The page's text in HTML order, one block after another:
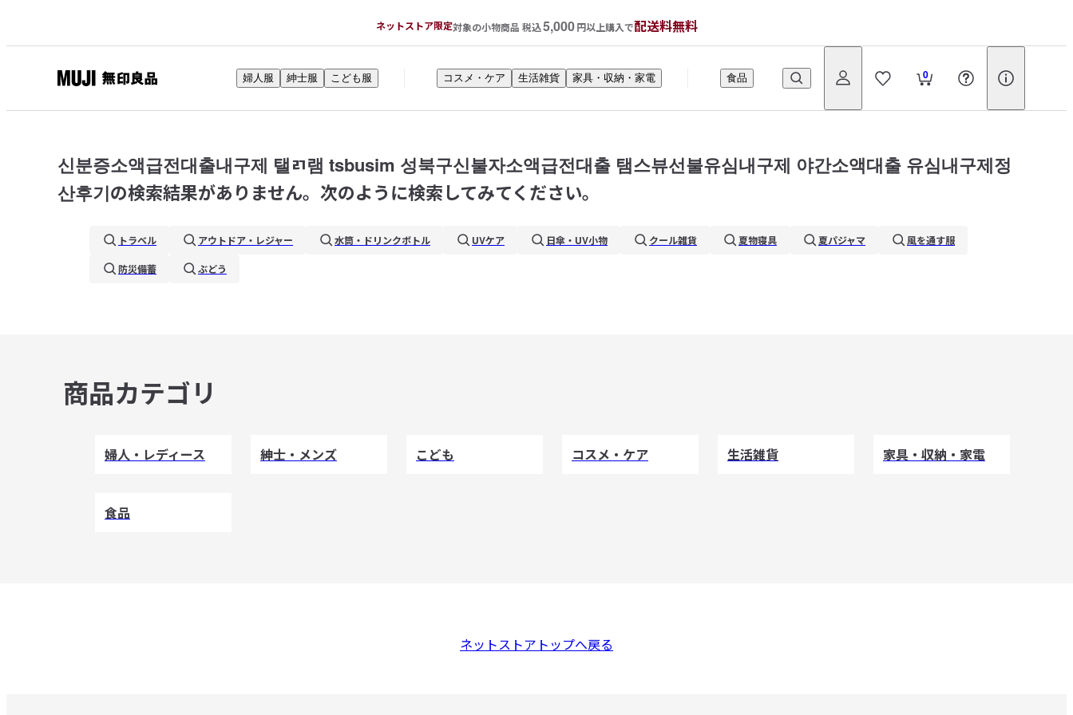
ネットストア限定対象の小物商品 税込5,000円以上購入で配送料無料
印
品
ネ
ッ
0
婦人服 紳士服 こども服 コスメ・ケア 生活雑貨 家具・収納・家電 食品
신분증소액급전대출내구제 탤ㄺ램 tsbusim 성북구신불자소액급전대출 탬스뷰선불유심내구제 야간소액대출 유심내구제정
산후기の検索結果がありません。次のように検索してみてください。
トラベル アウトドア・レジャー 水筒・ドリンクボトル UVケア 日傘・UV小物 クール雑貨 夏物寝具 夏パジャマ
風を通す服
防災備蓄
ぶどう
商品カテゴリ
婦人・レディース 紳士・メンズ こども コスメ・ケア 生活雑貨 家具・収納・家電
食品
ネットストアトップへ戻る